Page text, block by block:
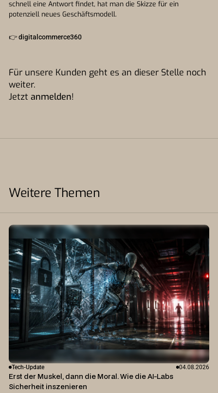
schnell eine Antwort findet, hat man die Skizze für ein
potenziell neues Geschäftsmodell.
👉digitalcommerce360
Für unsere Kunden geht es an dieser Stelle noch
weiter.
Jetzt anmelden!
Weitere Themen
Tech-Update 04.08.2026
Erst der Muskel, dann die Moral. Wie die AI-Labs
Sicherheit inszenieren